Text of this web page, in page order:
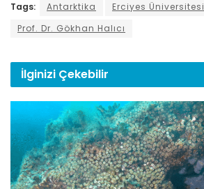
Tags: Antarktika
Erciyes Üniversitesi
Prof. Dr. Gökhan Halıcı
İlginizi Çekebilir